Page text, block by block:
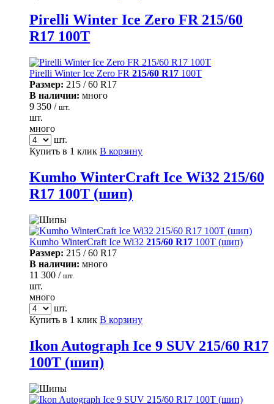
Pirelli Winter Ice Zero FR 215/60
R17 100T
Pirelli Winter Ice Zero FR 215/60 R17 100T
Размер: 215 / 60 R17
В наличии: много
9 350 / шт.
шт.
много
шт.
Купить в 1 клик В корзину
Kumho WinterCraft Ice Wi32 215/60
R17 100T (шип)
Kumho WinterCraft Ice Wi32 215/60 R17 100T (шип)
Размер: 215 / 60 R17
В наличии: много
11 300 / шт.
шт.
много
шт.
Купить в 1 клик В корзину
Ikon Autograph Ice 9 SUV 215/60 R17
100T (шип)